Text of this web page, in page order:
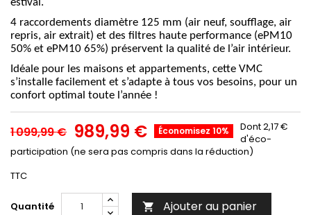
4 raccordements diamètre 125 mm (air neuf, soufflage, air
repris, air extrait) et des filtres haute performance (ePM10
50% et ePM10 65%) préservent la qualité de l’air intérieur.
Idéale pour les maisons et appartements, cette VMC
s’installe facilement et s’adapte à tous vos besoins, pour un
confort optimal toute l’année !
1 099,99 € 989,99 € Économisez 10%
Dont 2,17 €
d'éco-
participation (ne sera pas compris dans la réduction)
TTC
Quantité  Ajouter au panier